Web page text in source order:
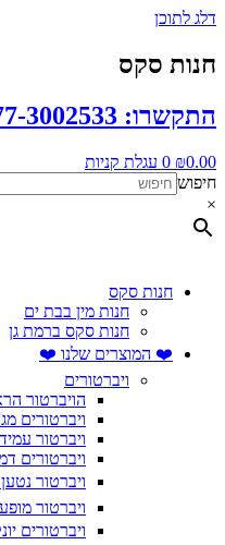
דלג לתוכן
חנות סקס
התקשרו: 077-3002533
₪0.00
0 עגלת קניות
חיפוש
×
חנות סקס
חנות מין בבת ים
חנות סקס ברמת גן
❤️ המוצרים שלנו ❤️
ויברטורים
הויברטור
ויברטורים
ויברטור
ויברטורים
ויברטור
ויברטור
ויברטורים